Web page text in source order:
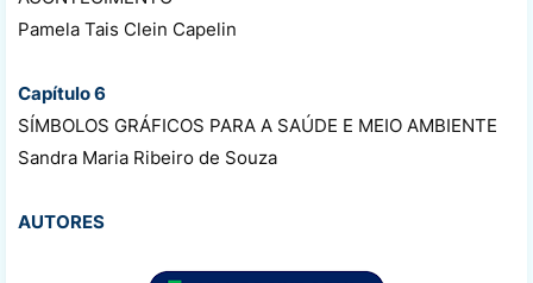
Pamela Tais Clein Capelin
Capítulo 6
SÍMBOLOS GRÁFICOS PARA A SAÚDE E MEIO AMBIENTE
Sandra Maria Ribeiro de Souza
AUTORES